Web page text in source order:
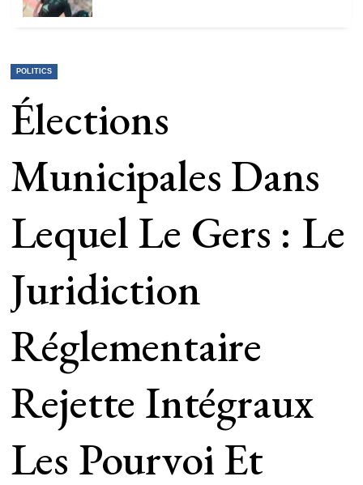
POLITICS
Élections
Municipales Dans
Lequel Le Gers : Le
Juridiction
Réglementaire
Rejette Intégraux
Les Pourvoi Et